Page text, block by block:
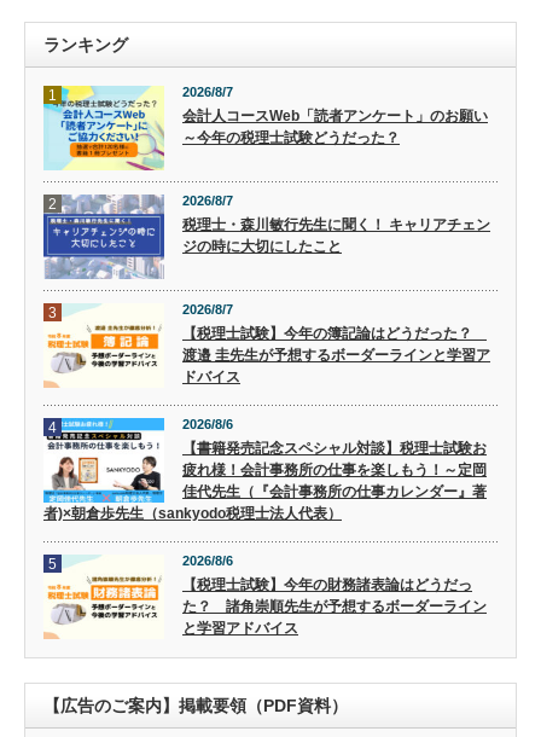
ランキング
1 2026/8/7
会計人コースWeb「読者アンケート」のお願い
～今年の税理士試験どうだった？
2 2026/8/7
税理士・森川敏行先生に聞く！ キャリアチェン
ジの時に大切にしたこと
3 2026/8/7
【税理士試験】今年の簿記論はどうだった？
渡邉 圭先生が予想するボーダーラインと学習ア
ドバイス
4 2026/8/6
【書籍発売記念スペシャル対談】税理士試験お
疲れ様！会計事務所の仕事を楽しもう！～定岡
佳代先生（『会計事務所の仕事カレンダー』著
者)×朝倉歩先生（sankyodo税理士法人代表）
5 2026/8/6
【税理士試験】今年の財務諸表論はどうだっ
た？ 諸角崇順先生が予想するボーダーライン
と学習アドバイス
【広告のご案内】掲載要領（PDF資料）